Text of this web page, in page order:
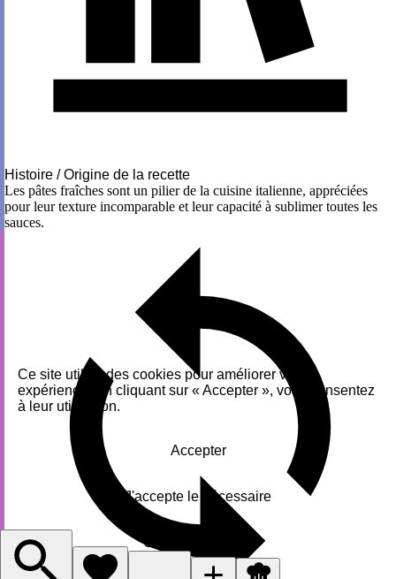
Histoire / Origine de la recette
Les pâtes fraîches sont un pilier de la cuisine italienne, appréciées
pour leur texture incomparable et leur capacité à sublimer toutes les
sauces.
Ce site utilise des cookies pour améliorer votre
expérience. En cliquant sur « Accepter », vous consentez
à leur utilisation.
Accepter
J'accepte le nécessaire
Gérer les cookies